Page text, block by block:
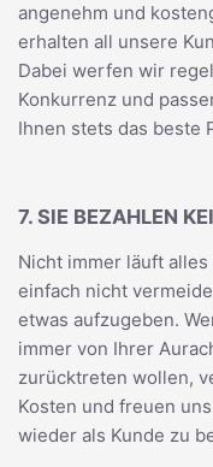
angenehm und
erhalten all unsere
Dabei werfen wir
Konkurrenz und
Ihnen stets das beste
7. SIE BEZAHLEN
Nicht immer läuft
einfach nicht
etwas aufzugeben.
immer von Ihrer
zurücktreten wollen,
Kosten und freuen
wieder als Kunde zu